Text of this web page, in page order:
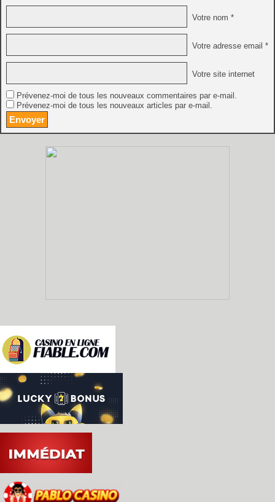
Votre nom *
Votre adresse email *
Votre site internet
Prévenez-moi de tous les nouveaux commentaires par e-mail.
Prévenez-moi de tous les nouveaux articles par e-mail.